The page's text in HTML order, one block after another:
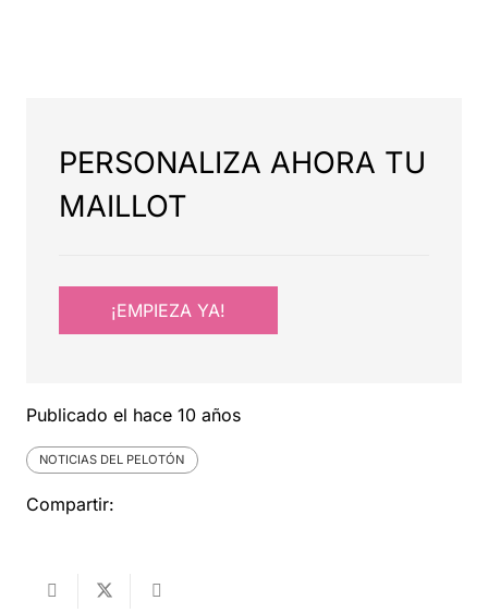
PERSONALIZA AHORA TU
MAILLOT
¡EMPIEZA YA!
Publicado el hace 10 años
NOTICIAS DEL PELOTÓN
Compartir: